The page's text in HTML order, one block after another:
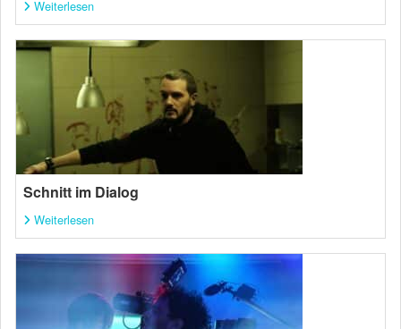
Weiterlesen
Schnitt im Dialog
Weiterlesen